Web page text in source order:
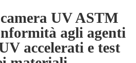
UV ASTM
agli agenti
accelerati e test